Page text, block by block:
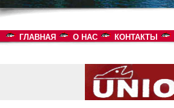
ГЛАВНАЯ О НАС КОНТАКТЫ